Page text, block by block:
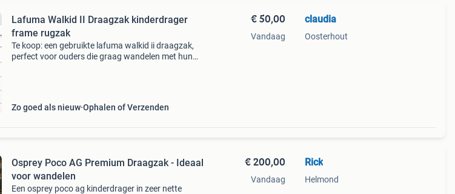
Lafuma Walkid II Draagzak kinderdrager
frame rugzak
Te koop: een gebruikte lafuma walkid ii draagzak,
perfect voor ouders die graag wandelen met hun
Zo goed als nieuw Ophalen of Verzenden
€ 50,00
Vandaag
claudia
Oosterhout
Osprey Poco AG Premium Draagzak - Ideaal
voor wandelen
Een osprey poco ag kinderdrager in zeer nette
€ 200,00
Vandaag
Rick
Helmond